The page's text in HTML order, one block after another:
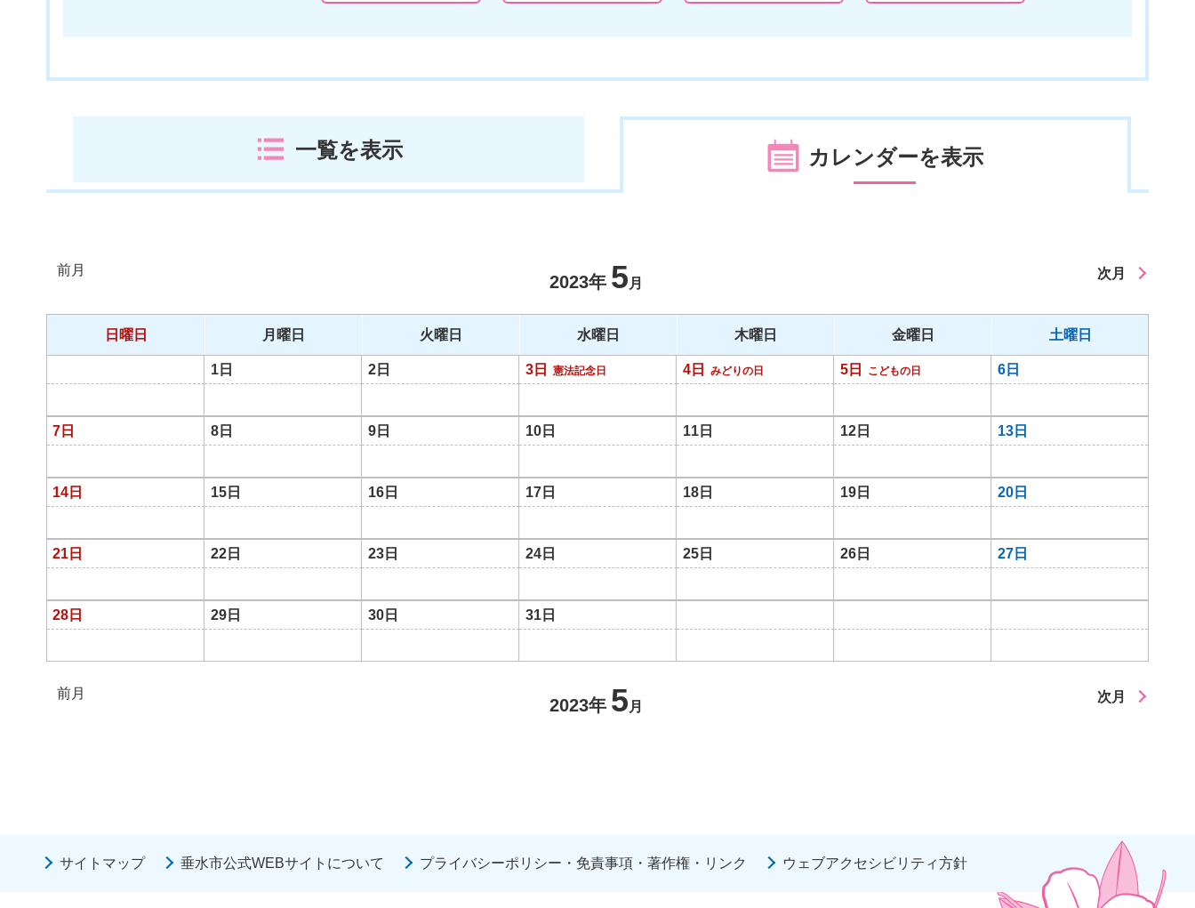
一覧を表示 カレンダーを表示
前月
2023年 5 月
次月
日曜日 月曜日 火曜日 水曜日 木曜日 金曜日 土曜日
1日 2日 3日 憲法記念日 4日 みどりの日 5日 こどもの日 6日
7日 8日 9日 10日 11日 12日 13日
14日 15日 16日 17日 18日 19日 20日
21日 22日 23日 24日 25日 26日 27日
28日 29日 30日 31日
前月
2023年 5 月
次月
サイトマップ 垂水市公式WEBサイトについて プライバシーポリシー・免責事項・著作権・リンク ウェブアクセシビリティ方針